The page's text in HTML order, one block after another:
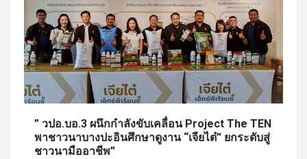
” วปอ.บอ.3 ผนึกกำลังขับเคลื่อน Project The TEN
พาชาวนาบางปะอินศึกษาดูงาน “เจียไต๋” ยกระดับสู่
ชาวนามืออาชีพ”